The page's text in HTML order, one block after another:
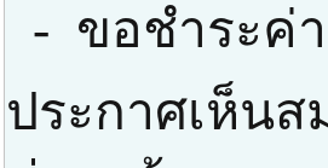
- ขอชำระค่
ประกาศเห็น